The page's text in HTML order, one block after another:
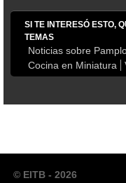
SI TE INTERESÓ ESTO,
TEMAS
Noticias sobre
Cocina en Miniatura
© EITB - 2026